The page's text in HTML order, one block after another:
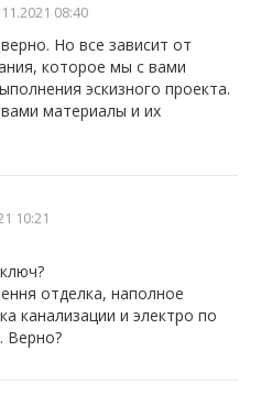
08:40
Но все зависит от
которое мы с вами
эскизного проекта.
материалы и их
10:21
отделка, наполное
канализации и электро по
Верно?